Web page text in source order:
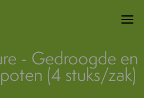
- Gedroogde en
(4 stuks/zak)